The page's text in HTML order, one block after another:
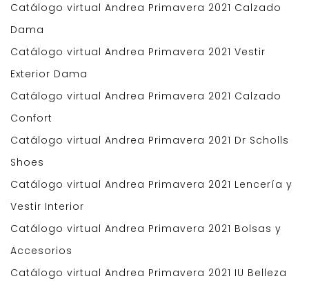
Catálogo virtual Andrea Primavera 2021 Calzado
Dama
Catálogo virtual Andrea Primavera 2021 Vestir
Exterior Dama
Catálogo virtual Andrea Primavera 2021 Calzado
Confort
Catálogo virtual Andrea Primavera 2021 Dr Scholls
Shoes
Catálogo virtual Andrea Primavera 2021 Lencería y
Vestir Interior
Catálogo virtual Andrea Primavera 2021 Bolsas y
Accesorios
Catálogo virtual Andrea Primavera 2021 IU Belleza